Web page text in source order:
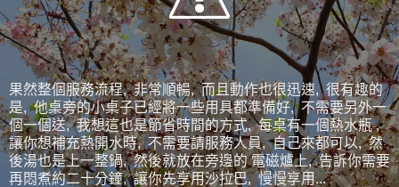
果然整個服務流程, 非常順暢, 而且動作也很迅速, 很有趣的
是, 他桌旁的小桌子已經將一些用具都準備好, 不需要另外一
個一個送, 我想這也是節省時間的方式, 每桌有一個熱水瓶 ,
讓你想補充熱開水時, 不需要請服務人員, 自己來都可以, 然
後湯也是上一整鍋, 然後就放在旁邊的 電磁爐上, 告訴你需要
再悶煮約二十分鐘, 讓你先享用沙拉巴, 慢慢享用...